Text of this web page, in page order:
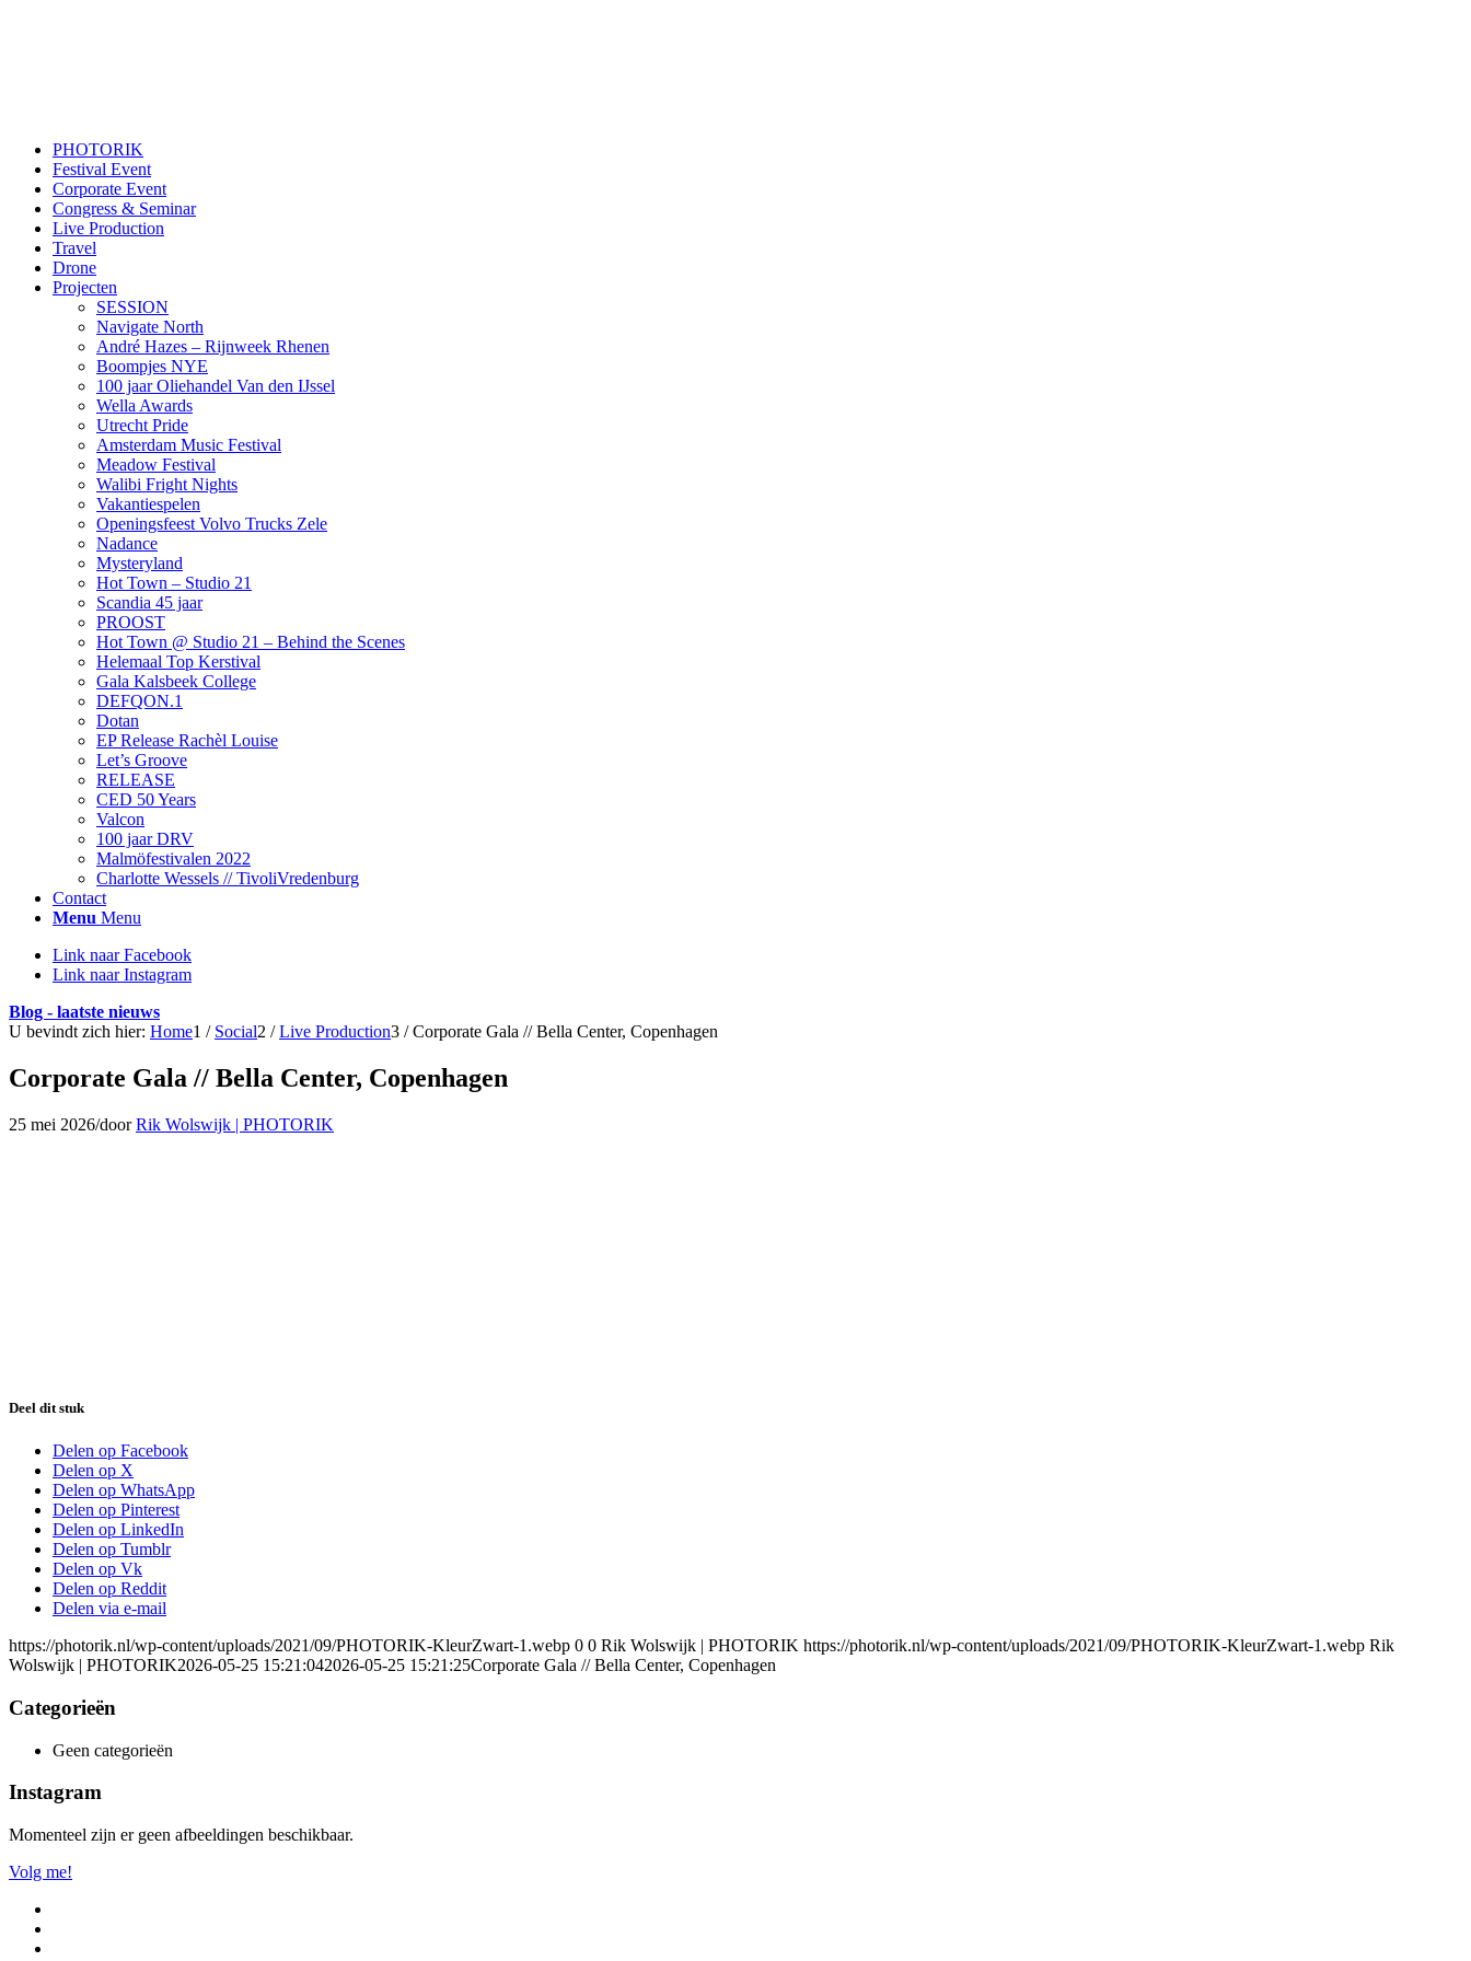
PHOTORIK
Festival Event
Corporate Event
Congress & Seminar
Live Production
Travel
Drone
Projecten
SESSION
Navigate North
André Hazes – Rijnweek Rhenen
Boompjes NYE
100 jaar Oliehandel Van den IJssel
Wella Awards
Utrecht Pride
Amsterdam Music Festival
Meadow Festival
Walibi Fright Nights
Vakantiespelen
Openingsfeest Volvo Trucks Zele
Nadance
Mysteryland
Hot Town – Studio 21
Scandia 45 jaar
PROOST
Hot Town @ Studio 21 – Behind the Scenes
Helemaal Top Kerstival
Gala Kalsbeek College
DEFQON.1
Dotan
EP Release Rachèl Louise
Let’s Groove
RELEASE
CED 50 Years
Valcon
100 jaar DRV
Malmöfestivalen 2022
Charlotte Wessels // TivoliVredenburg
Contact
Menu Menu
Link naar Facebook
Link naar Instagram
Blog - laatste nieuws
U bevindt zich hier: Home1 / Social2 / Live Production3 / Corporate Gala // Bella Center, Copenhagen
Corporate Gala // Bella Center, Copenhagen
25 mei 2026/doorRik Wolswijk | PHOTORIK
Deel dit stuk
Delen op Facebook
Delen op X
Delen op WhatsApp
Delen op Pinterest
Delen op LinkedIn
Delen op Tumblr
Delen op Vk
Delen op Reddit
Delen via e-mail
https://photorik.nl/wp-content/uploads/2021/09/PHOTORIK-KleurZwart-1.webp 0 0 Rik Wolswijk | PHOTORIK https://photorik.nl/wp-content/uploads/2021/09/PHOTORIK-KleurZwart-1.webp Rik
Wolswijk | PHOTORIK2026-05-25 15:21:042026-05-25 15:21:25Corporate Gala // Bella Center, Copenhagen
Categorieën
Geen categorieën
Instagram
Momenteel zijn er geen afbeeldingen beschikbaar.
Volg me!